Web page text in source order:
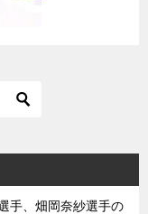
手、畑岡奈紗選手の